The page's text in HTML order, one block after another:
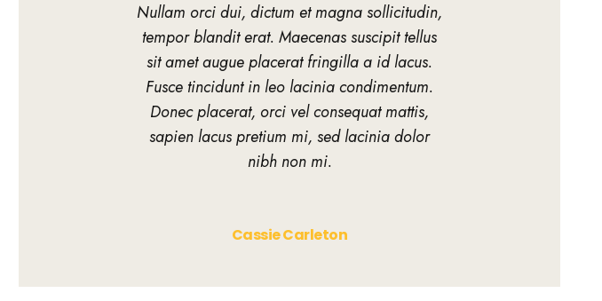
Nullam orci dui, dictum et magna sollicitudin,
tempor blandit erat. Maecenas suscipit tellus
sit amet augue placerat fringilla a id lacus.
Fusce tincidunt in leo lacinia condimentum.
Donec placerat, orci vel consequat mattis,
sapien lacus pretium mi, sed lacinia dolor
nibh non mi.
Cassie Carleton